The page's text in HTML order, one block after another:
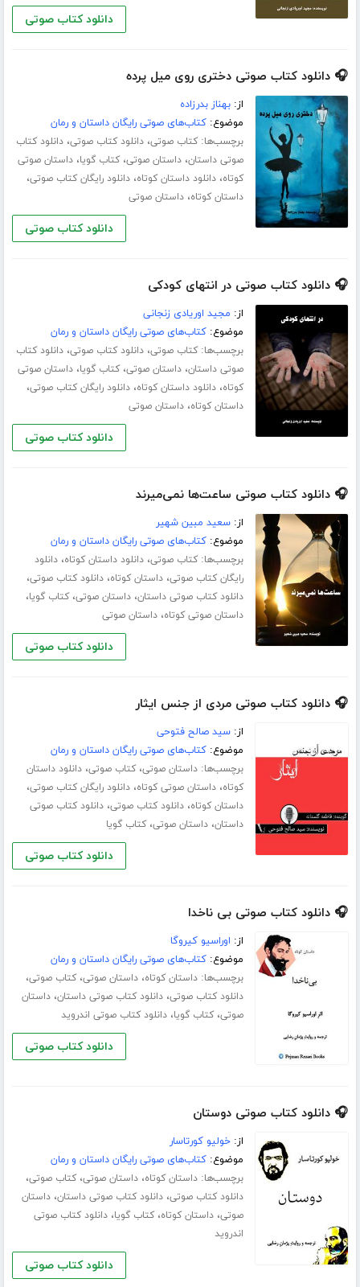
دانلود کتاب صوتی
🎧 دانلود کتاب صوتی دختری روی میل پرده
از:بهناز بدرزاده
موضوع:کتاب‌های صوتی رایگان داستان و رمان
برچسب‌ها:کتاب صوتی،دانلود کتاب صوتی،دانلود کتاب
صوتی داستان،داستان صوتی،کتاب گویا،داستان صوتی
کوتاه،دانلود داستان کوتاه،دانلود رایگان کتاب صوتی،
داستان کوتاه،داستان صوتی
دانلود کتاب صوتی
🎧 دانلود کتاب صوتی در انتهای کودکی
از: مجید اوریادی زنجانی
موضوع:کتاب‌های صوتی رایگان داستان و رمان
برچسب‌ها:کتاب صوتی،دانلود کتاب صوتی،دانلود کتاب
صوتی داستان،داستان صوتی،کتاب گویا،داستان صوتی
کوتاه،دانلود داستان کوتاه،دانلود رایگان کتاب صوتی،
داستان کوتاه،داستان صوتی
دانلود کتاب صوتی
🎧 دانلود کتاب صوتی ساعت‌ها نمی‌میرند
از:سعید مبین شهیر
موضوع:کتاب‌های صوتی رایگان داستان و رمان
برچسب‌ها:کتاب صوتی،دانلود داستان کوتاه،دانلود
رایگان کتاب صوتی،داستان کوتاه،دانلود کتاب صوتی،
دانلود کتاب صوتی داستان،داستان صوتی،کتاب گویا،
داستان صوتی کوتاه،داستان صوتی
دانلود کتاب صوتی
🎧 دانلود کتاب صوتی مردی از جنس ایثار
از:سید صالح فتوحی
موضوع:کتاب‌های صوتی رایگان داستان و رمان
برچسب‌ها:داستان صوتی،کتاب صوتی،دانلود داستان
کوتاه،داستان صوتی کوتاه،دانلود رایگان کتاب صوتی،
داستان کوتاه،دانلود کتاب صوتی،دانلود کتاب صوتی
داستان،داستان صوتی،کتاب گویا
دانلود کتاب صوتی
🎧 دانلود کتاب صوتی بی ناخدا
از: اوراسیو کیروگا
موضوع:کتاب‌های صوتی رایگان داستان و رمان
برچسب‌ها:داستان کوتاه،داستان صوتی،کتاب صوتی،
دانلود کتاب صوتی،دانلود کتاب صوتی داستان،داستان
صوتی،کتاب گویا،دانلود کتاب صوتی اندروید
دانلود کتاب صوتی
🎧 دانلود کتاب صوتی دوستان
از:خولیو کورتاسار
موضوع:کتاب‌های صوتی رایگان داستان و رمان
برچسب‌ها:داستان کوتاه،داستان صوتی،کتاب صوتی،
دانلود کتاب صوتی،دانلود کتاب صوتی داستان،داستان
صوتی،داستان کوتاه،کتاب گویا،دانلود کتاب صوتی
اندروید
دانلود کتاب صوتی